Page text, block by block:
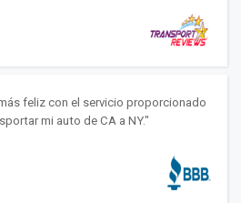
feliz con el servicio proporcionado
mi auto de CA a NY."